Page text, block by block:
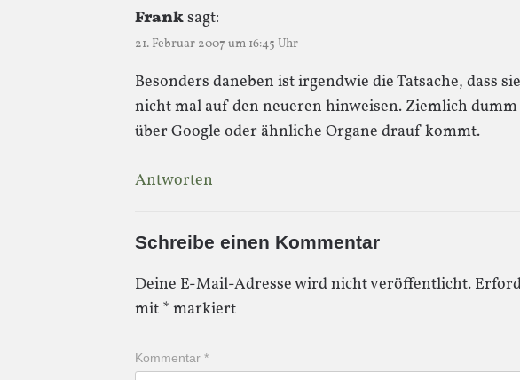
Franksagt:
21. Februar 2007 um 16:45 Uhr
Besonders daneben ist irgendwie die Tatsache, dass
nicht mal auf den neueren hinweisen. Ziemlich
über Google oder ähnliche Organe drauf kommt.
Antworten
Schreibe einen Kommentar
Deine E-Mail-Adresse wird nicht veröffentlicht.
mit * markiert
Kommentar *